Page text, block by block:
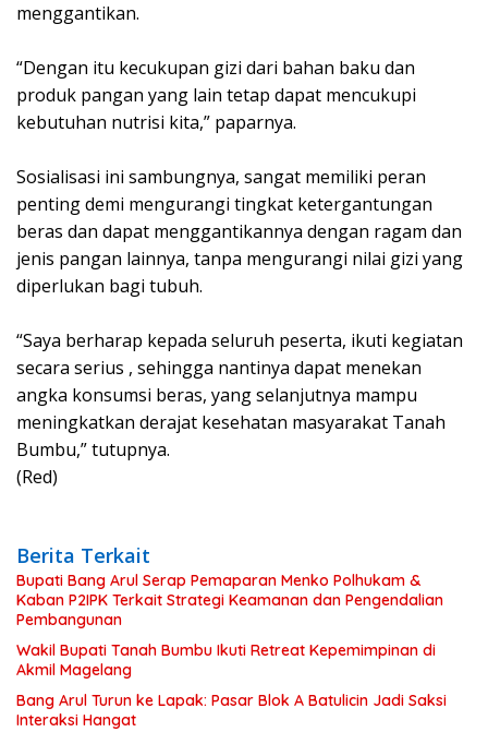
menggantikan.
“Dengan itu kecukupan gizi dari bahan baku dan
produk pangan yang lain tetap dapat mencukupi
kebutuhan nutrisi kita,” paparnya.
Sosialisasi ini sambungnya, sangat memiliki peran
penting demi mengurangi tingkat ketergantungan
beras dan dapat menggantikannya dengan ragam dan
jenis pangan lainnya, tanpa mengurangi nilai gizi yang
diperlukan bagi tubuh.
“Saya berharap kepada seluruh peserta, ikuti kegiatan
secara serius , sehingga nantinya dapat menekan
angka konsumsi beras, yang selanjutnya mampu
meningkatkan derajat kesehatan masyarakat Tanah
Bumbu,” tutupnya.
(Red)
Berita Terkait
Bupati Bang Arul Serap Pemaparan Menko Polhukam &
Kaban P2IPK Terkait Strategi Keamanan dan Pengendalian
Pembangunan
Wakil Bupati Tanah Bumbu Ikuti Retreat Kepemimpinan di
Akmil Magelang
Bang Arul Turun ke Lapak: Pasar Blok A Batulicin Jadi Saksi
Interaksi Hangat